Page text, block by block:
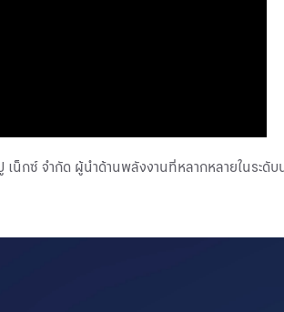
ซ์ จำกัด ผู้นำด้านพลังงานที่หลากหลายในระดับ